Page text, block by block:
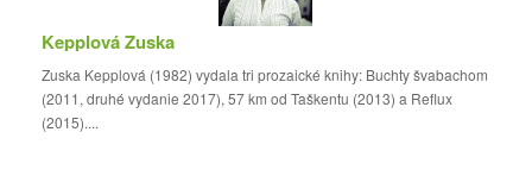
Kepplová Zuska
Zuska Kepplová (1982) vydala tri prozaické knihy: Buchty švabachom
(2011, druhé vydanie 2017), 57 km od Taškentu (2013) a Reflux
(2015)....